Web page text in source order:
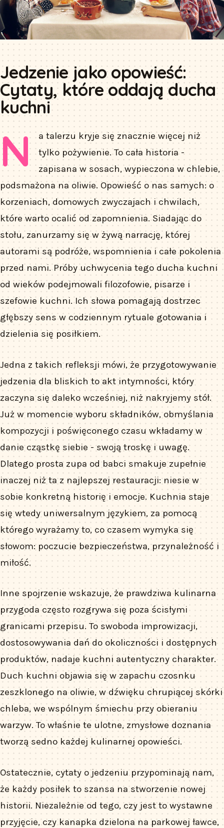
Jedzenie jako opowieść:
Cytaty, które oddają ducha
kuchni
N
a talerzu kryje się znacznie więcej niż
tylko pożywienie. To cała historia -
zapisana w sosach, wypieczona w chlebie,
podsmażona na oliwie. Opowieść o nas samych: o
korzeniach, domowych zwyczajach i chwilach,
które warto ocalić od zapomnienia. Siadając do
stołu, zanurzamy się w żywą narrację, której
autorami są podróże, wspomnienia i całe pokolenia
przed nami. Próby uchwycenia tego ducha kuchni
od wieków podejmowali filozofowie, pisarze i
szefowie kuchni. Ich słowa pomagają dostrzec
głębszy sens w codziennym rytuale gotowania i
dzielenia się posiłkiem.
Jedna z takich refleksji mówi, że przygotowywanie
jedzenia dla bliskich to akt intymności, który
zaczyna się daleko wcześniej, niż nakryjemy stół.
Już w momencie wyboru składników, obmyślania
kompozycji i poświęconego czasu wkładamy w
danie cząstkę siebie - swoją troskę i uwagę.
Dlatego prosta zupa od babci smakuje zupełnie
inaczej niż ta z najlepszej restauracji: niesie w
sobie konkretną historię i emocje. Kuchnia staje
się wtedy uniwersalnym językiem, za pomocą
którego wyrażamy to, co czasem wymyka się
słowom: poczucie bezpieczeństwa, przynależność i
miłość.
Inne spojrzenie wskazuje, że prawdziwa kulinarna
przygoda często rozgrywa się poza ścisłymi
granicami przepisu. To swoboda improwizacji,
dostosowywania dań do okoliczności i dostępnych
produktów, nadaje kuchni autentyczny charakter.
Duch kuchni objawia się w zapachu czosnku
zeszklonego na oliwie, w dźwięku chrupiącej skórki
chleba, we wspólnym śmiechu przy obieraniu
warzyw. To właśnie te ulotne, zmysłowe doznania
tworzą sedno każdej kulinarnej opowieści.
Ostatecznie, cytaty o jedzeniu przypominają nam,
że każdy posiłek to szansa na stworzenie nowej
historii. Niezależnie od tego, czy jest to wystawne
przyjęcie, czy kanapka dzielona na parkowej ławce,